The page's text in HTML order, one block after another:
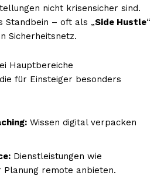
nicht krisensicher sind.
Standbein – oft als „Side Hustle“
Sicherheitsnetz.
Hauptbereiche
für Einsteiger besonders
Wissen digital verpacken
Dienstleistungen wie
Planung remote anbieten.